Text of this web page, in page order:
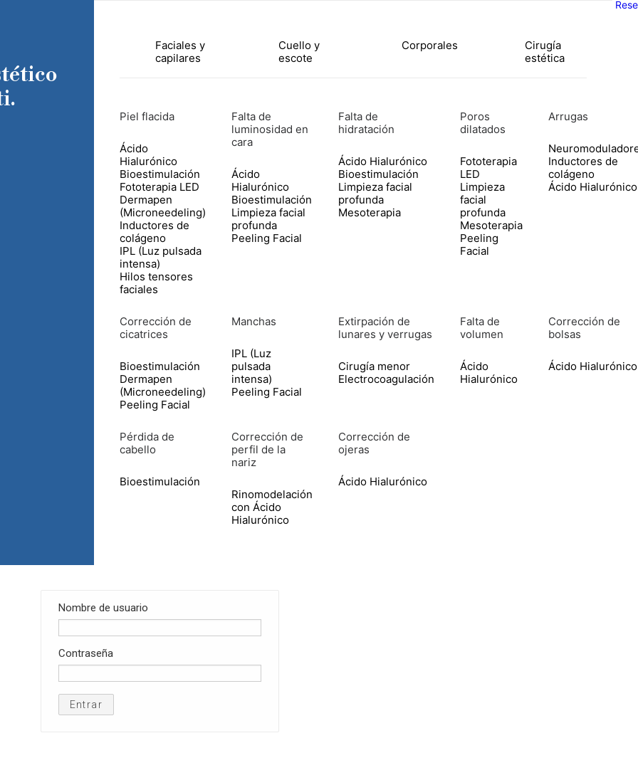
Faciales y
capilares
Cuello y
escote
Corporales
Cirugía
estética
Piel flacida
Ácido
Hialurónico
Bioestimulación
Fototerapia LED
Dermapen
(Microneedeling)
Inductores de
colágeno
IPL (Luz pulsada
intensa)
Hilos tensores
faciales
Falta de
luminosidad en
cara
Ácido
Hialurónico
Bioestimulación
Limpieza facial
profunda
Peeling Facial
Falta de
hidratación
Ácido Hialurónico
Bioestimulación
Limpieza facial
profunda
Mesoterapia
Poros
dilatados
Fototerapia
LED
Limpieza
facial
profunda
Mesoterapia
Peeling
Facial
Arrugas
Inductores de
colágeno
Ácido Hialurónico
Corrección de
cicatrices
Bioestimulación
Dermapen
(Microneedeling)
Peeling Facial
Manchas
IPL (Luz
pulsada
intensa)
Peeling Facial
Extirpación de
lunares y verrugas
Cirugía menor
Electrocoagulación
Falta de
volumen
Ácido
Hialurónico
Corrección de
bolsas
Ácido Hialurónico
Pérdida de
cabello
Bioestimulación
Corrección de
perfil de la
nariz
Rinomodelación
con Ácido
Hialurónico
Corrección de
ojeras
Ácido Hialurónico
Nombre de usuario
Contraseña
Entrar